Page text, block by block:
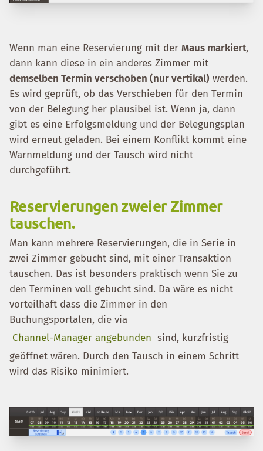
Wenn man eine Reservierung mit der Maus markiert,
dann kann diese in ein anderes Zimmer mit
demselben Termin verschoben (nur vertikal) werden.
Es wird geprüft, ob das Verschieben für den Termin
von der Belegung her plausibel ist. Wenn ja, dann
gibt es eine Erfolgsmeldung und der Belegungsplan
wird erneut geladen. Bei einem Konflikt kommt eine
Warnmeldung und der Tausch wird nicht
durchgeführt.
Reservierungen zweier Zimmer
tauschen.
Man kann mehrere Reservierungen, die in Serie in
zwei Zimmer gebucht sind, mit einer Transaktion
tauschen. Das ist besonders praktisch wenn Sie zu
den Terminen voll gebucht sind. Da wäre es nicht
vorteilhaft dass die Zimmer in den
Buchungsportalen, die via
Channel-Manager angebunden sind, kurzfristig
geöffnet wären. Durch den Tausch in einem Schritt
wird das Risiko minimiert.